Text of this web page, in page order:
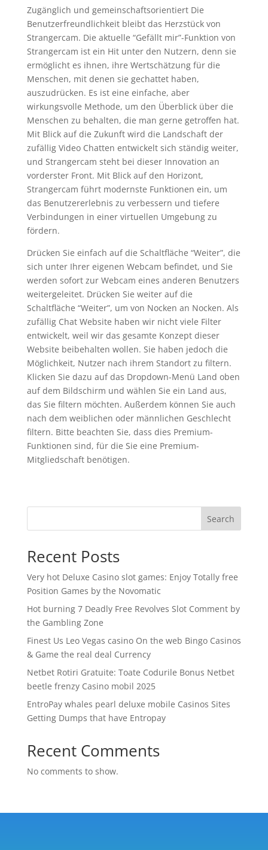
Zugänglich und gemeinschaftsorientiert Die
Benutzerfreundlichkeit bleibt das Herzstück von
Strangercam. Die aktuelle “Gefällt mir”-Funktion von
Strangercam ist ein Hit unter den Nutzern, denn sie
ermöglicht es ihnen, ihre Wertschätzung für die
Menschen, mit denen sie gechattet haben,
auszudrücken. Es ist eine einfache, aber
wirkungsvolle Methode, um den Überblick über die
Menschen zu behalten, die man gerne getroffen hat.
Mit Blick auf die Zukunft wird die Landschaft der
zufällig Video Chatten entwickelt sich ständig weiter,
und Strangercam steht bei dieser Innovation an
vorderster Front. Mit Blick auf den Horizont,
Strangercam führt modernste Funktionen ein, um
das Benutzererlebnis zu verbessern und tiefere
Verbindungen in einer virtuellen Umgebung zu
fördern.
Drücken Sie einfach auf die Schaltfläche “Weiter”, die
sich unter Ihrer eigenen Webcam befindet, und Sie
werden sofort zur Webcam eines anderen Benutzers
weitergeleitet. Drücken Sie weiter auf die
Schaltfläche “Weiter”, um von Nocken an Nocken. Als
zufällig Chat Website haben wir nicht viele Filter
entwickelt, weil wir das gesamte Konzept dieser
Website beibehalten wollen. Sie haben jedoch die
Möglichkeit, Nutzer nach ihrem Standort zu filtern.
Klicken Sie dazu auf das Dropdown-Menü Land oben
auf dem Bildschirm und wählen Sie ein Land aus,
das Sie filtern möchten. Außerdem können Sie auch
nach dem weiblichen oder männlichen Geschlecht
filtern. Bitte beachten Sie, dass dies Premium-
Funktionen sind, für die Sie eine Premium-
Mitgliedschaft benötigen.
Search
Recent Posts
Very hot Deluxe Casino slot games: Enjoy Totally free
Position Games by the Novomatic
Hot burning 7 Deadly Free Revolves Slot Comment by
the Gambling Zone
Finest Us Leo Vegas casino On the web Bingo Casinos
& Game the real deal Currency
Netbet Rotiri Gratuite: Toate Codurile Bonus Netbet
beetle frenzy Casino mobil 2025
EntroPay whales pearl deluxe mobile Casinos Sites
Getting Dumps that have Entropay
Recent Comments
No comments to show.